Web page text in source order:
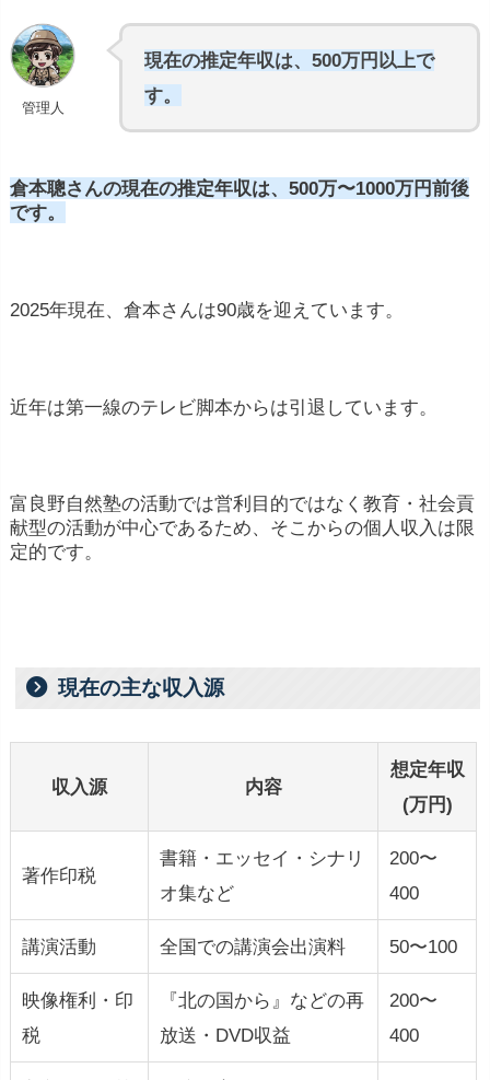
管理人
現在の推定年収は、500万円以上で
す。
倉本聰さんの現在の推定年収は、500万〜1000万円前後
です。
2025年現在、倉本さんは90歳を迎えています。
近年は第一線のテレビ脚本からは引退しています。
富良野自然塾の活動では営利目的ではなく教育・社会貢
献型の活動が中心であるため、そこからの個人収入は限
定的です。
現在の主な収入源
収入源 内容
想定年収
(万円)
著作印税
書籍・エッセイ・シナリ
オ集など
200〜
400
講演活動 全国での講演会出演料 50〜100
映像権利・印
税
『北の国から』などの再
放送・DVD収益
200〜
400